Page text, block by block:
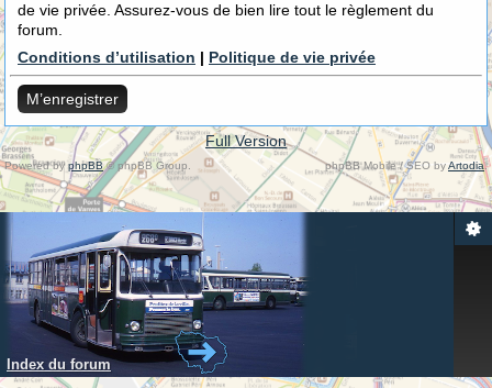
de vie privée. Assurez-vous de bien lire tout le règlement du
forum.
Conditions d’utilisation | Politique de vie privée
M’enregistrer
Full Version
Powered byphpBB© phpBB Group. phpBB Mobile / SEO byArtodia.
Index du forum